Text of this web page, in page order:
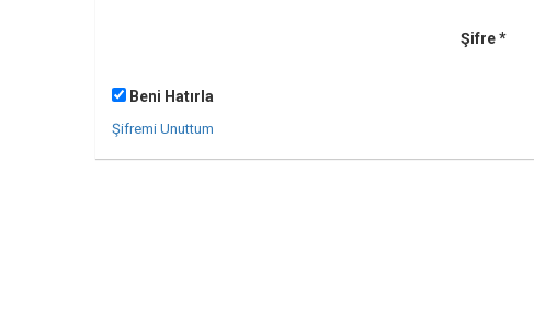
Şifre*
Beni Hatırla
Şifremi Unuttum